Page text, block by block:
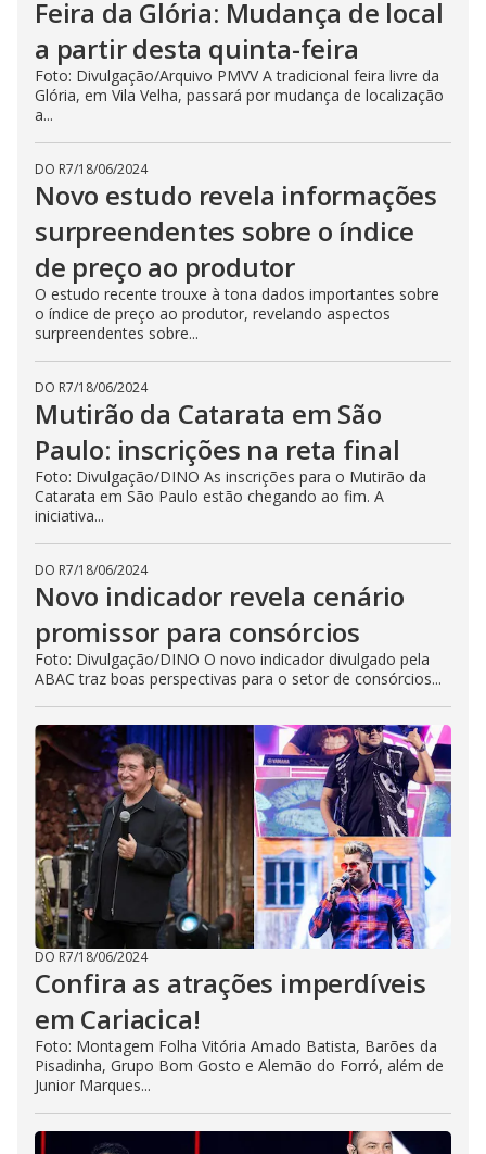
Feira da Glória: Mudança de local
a partir desta quinta-feira
Foto: Divulgação/Arquivo PMVV A tradicional feira livre da
Glória, em Vila Velha, passará por mudança de localização
a...
DO R7/18/06/2024
Novo estudo revela informações
surpreendentes sobre o índice
de preço ao produtor
O estudo recente trouxe à tona dados importantes sobre
o índice de preço ao produtor, revelando aspectos
surpreendentes sobre...
DO R7/18/06/2024
Mutirão da Catarata em São
Paulo: inscrições na reta final
Foto: Divulgação/DINO As inscrições para o Mutirão da
Catarata em São Paulo estão chegando ao fim. A
iniciativa...
DO R7/18/06/2024
Novo indicador revela cenário
promissor para consórcios
Foto: Divulgação/DINO O novo indicador divulgado pela
ABAC traz boas perspectivas para o setor de consórcios...
DO R7/18/06/2024
Confira as atrações imperdíveis
em Cariacica!
Foto: Montagem Folha Vitória Amado Batista, Barões da
Pisadinha, Grupo Bom Gosto e Alemão do Forró, além de
Junior Marques...